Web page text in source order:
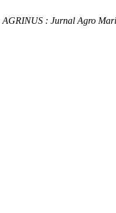
AGRINUS : Jurnal Agro